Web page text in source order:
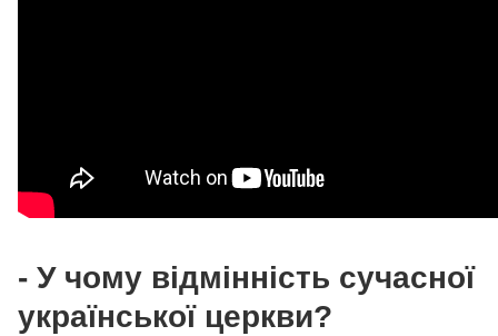
- У чому відмінність сучасної
української церкви?